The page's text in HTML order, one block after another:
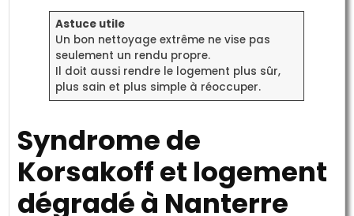
Astuce utile
Un bon nettoyage extrême ne vise pas
seulement un rendu propre.
Il doit aussi rendre le logement plus sûr,
plus sain et plus simple à réoccuper.
Syndrome de
Korsakoff et logement
dégradé à Nanterre